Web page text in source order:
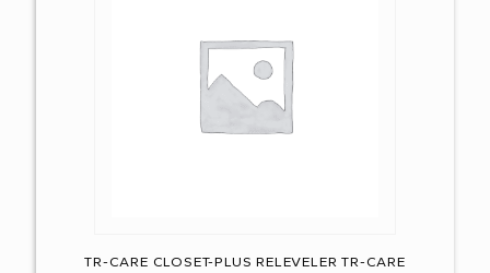
TR-CARE CLOSET-PLUS RELEVELER TR-CARE